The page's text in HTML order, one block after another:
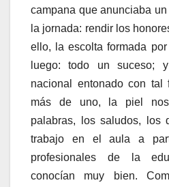
campana que anunciaba
la jornada: rendir los
ello, la escolta formada
luego: todo un suceso;
nacional entonado con
más de uno, la piel
palabras, los saludos, los
trabajo en el aula a
profesionales de la
conocían muy bien.